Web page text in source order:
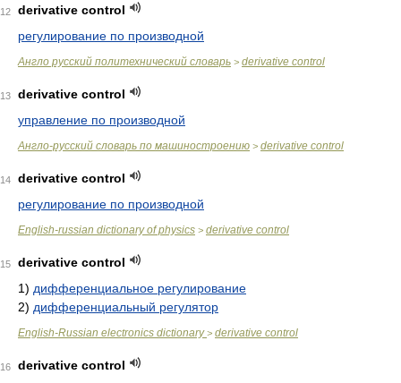
12
derivative control
регулирование по производной
Англо русский политехнический словарь > derivative control
13
derivative control
управление по производной
Англо-русский словарь по машиностроению > derivative control
14
derivative control
регулирование по производной
English-russian dictionary of physics > derivative control
15
derivative control
1) дифференциальное регулирование
2) дифференциальный регулятор
English-Russian electronics dictionary> derivative control
16
derivative control